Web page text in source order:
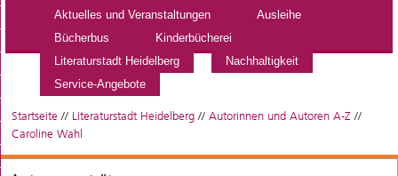
Aktuelles und Veranstaltungen
Ausleihe
Bücherbus
Kinderbücherei
Literaturstadt Heidelberg
Nachhaltigkeit
Service-Angebote
Startseite // Literaturstadt Heidelberg // Autorinnen und Autoren A-Z //
Caroline Wahl